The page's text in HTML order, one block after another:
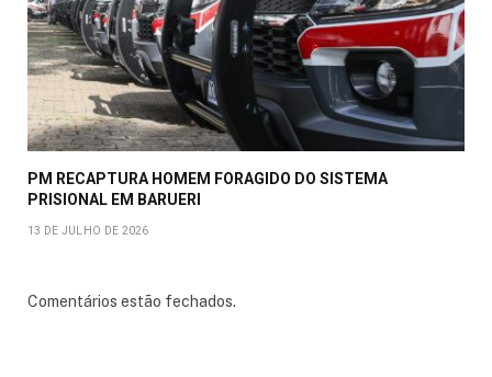
PM RECAPTURA HOMEM FORAGIDO DO SISTEMA
PRISIONAL EM BARUERI
13 DE JULHO DE 2026
Comentários estão fechados.